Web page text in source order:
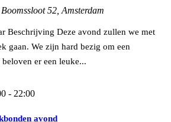
52, Amsterdam
Beschrijving Deze avond zullen we met
gaan. We zijn hard bezig om een
er een leuke...
- 22:00
avond